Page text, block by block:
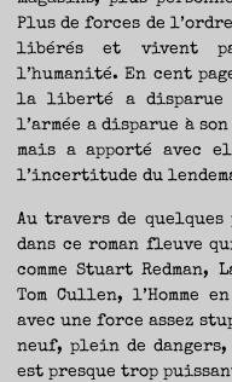
Plus de forces de
libérés et vivent
l’humanité. En cent
la liberté a disparue
l’armée a disparue à
mais a apporté avec
l’incertitude du
Au travers de quelques
dans ce roman fleuve
comme Stuart Redman,
Tom Cullen, l’Homme
avec une force assez
neuf, plein de
est presque trop